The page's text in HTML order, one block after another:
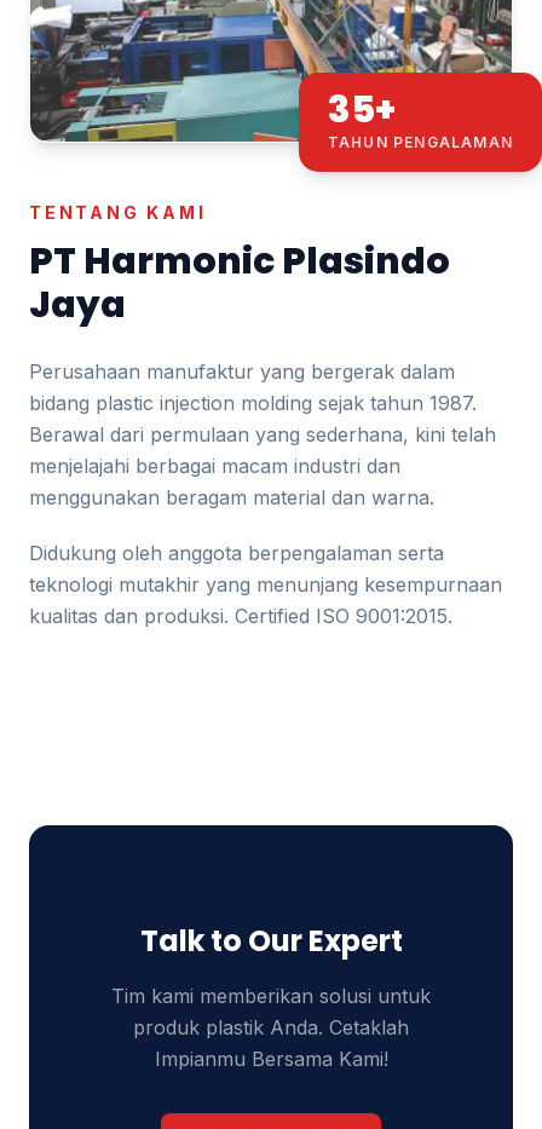
35+
TAHUN PENGALAMAN
TENTANG KAMI
PT Harmonic Plasindo
Jaya
Perusahaan manufaktur yang bergerak dalam
bidang plastic injection molding sejak tahun 1987.
Berawal dari permulaan yang sederhana, kini telah
menjelajahi berbagai macam industri dan
menggunakan beragam material dan warna.
Didukung oleh anggota berpengalaman serta
teknologi mutakhir yang menunjang kesempurnaan
kualitas dan produksi. Certified ISO 9001:2015.
Talk to Our Expert
Tim kami memberikan solusi untuk
produk plastik Anda. Cetaklah
Impianmu Bersama Kami!